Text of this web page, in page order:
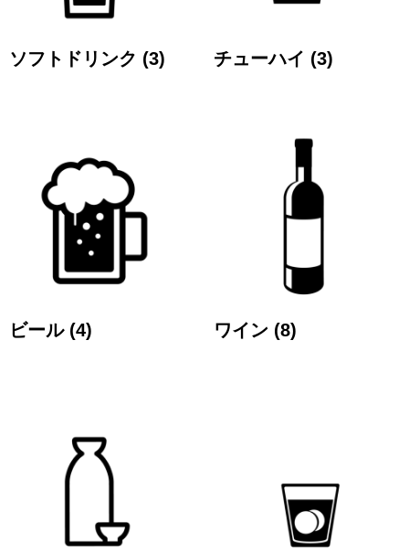
ソフトドリンク (3) チューハイ (3)
ビール (4) ワイン (8)